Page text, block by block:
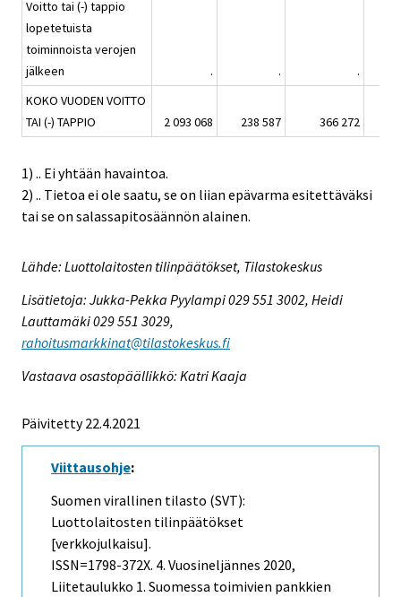
Voitto tai (-) tappio
lopetetuista
toiminnoista verojen
jälkeen
. .
.
KOKO VUODEN VOITTO
TAI (-) TAPPIO
2 093 068 238 587 366 272
1) .. Ei yhtään havaintoa.
2) .. Tietoa ei ole saatu, se on liian epävarma esitettäväksi
tai se on salassapitosäännön alainen.
Lähde: Luottolaitosten tilinpäätökset, Tilastokeskus
Lisätietoja: Jukka-Pekka Pyylampi 029 551 3002, Heidi
Lauttamäki 029 551 3029,
rahoitusmarkkinat@tilastokeskus.fi
Vastaava osastopäällikkö: Katri Kaaja
Päivitetty 22.4.2021
Viittausohje:
Suomen virallinen tilasto (SVT):
Luottolaitosten tilinpäätökset
[verkkojulkaisu].
ISSN=1798-372X. 4. Vuosineljännes 2020,
Liitetaulukko 1. Suomessa toimivien pankkien